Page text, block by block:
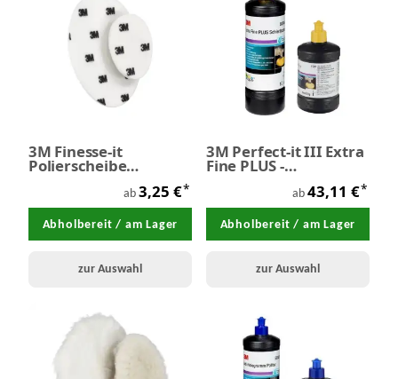
3M Finesse-it
Polierscheibe
ab 3,25 €*
Abholbereit / am Lager
zur Auswahl
3M Perfect-it III Extra
Fine PLUS -
ab 43,11 €*
Abholbereit / am Lager
zur Auswahl